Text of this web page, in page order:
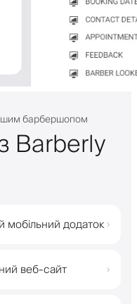
барбершопом
Barberly
мобільний додаток ›
веб-сайт ›